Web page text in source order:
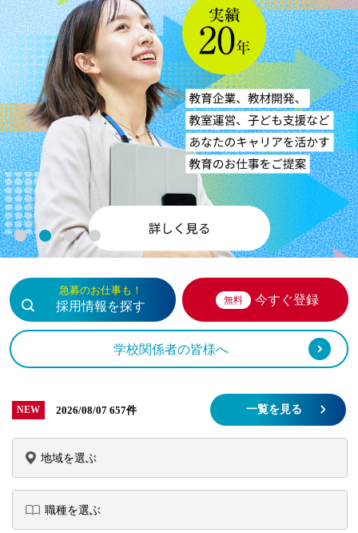
1 2 3
急募のお仕事も！
採用情報を探す 無料 今すぐ登録
学校関係者の皆様へ
NEW 2026/08/07 657件 一覧を見る